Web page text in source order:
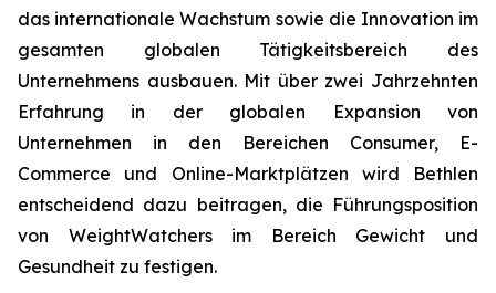
das internationale Wachstum sowie die Innovation im
gesamten globalen Tätigkeitsbereich des
Unternehmens ausbauen. Mit über zwei Jahrzehnten
Erfahrung in der globalen Expansion von
Unternehmen in den Bereichen Consumer, E-
Commerce und Online-Marktplätzen wird Bethlen
entscheidend dazu beitragen, die Führungsposition
von WeightWatchers im Bereich Gewicht und
Gesundheit zu festigen.